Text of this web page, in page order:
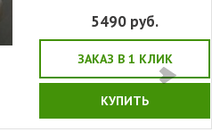
5490 руб.
ЗАКАЗ В 1 КЛИК
КУПИТЬ